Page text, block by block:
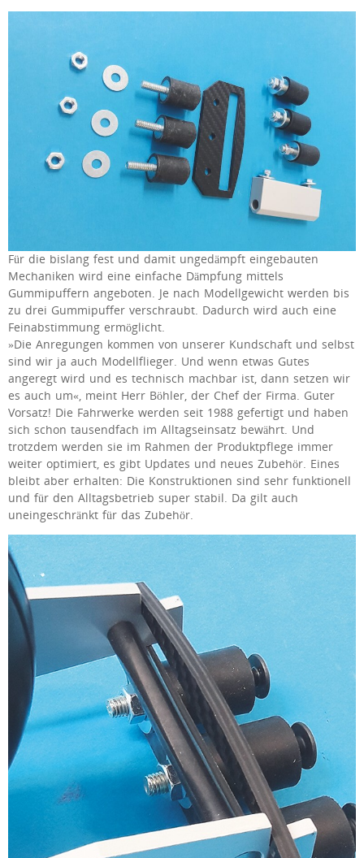
Für die bislang fest und damit ungedämpft eingebauten
Mechaniken wird eine einfache Dämpfung mittels
Gummipuffern angeboten. Je nach Modellgewicht werden bis
zu drei Gummipuffer verschraubt. Dadurch wird auch eine
Feinabstimmung ermöglicht.
»Die Anregungen kommen von unserer Kundschaft und selbst
sind wir ja auch Modellflieger. Und wenn etwas Gutes
angeregt wird und es technisch machbar ist, dann setzen wir
es auch um«, meint Herr Böhler, der Chef der Firma. Guter
Vorsatz! Die Fahrwerke werden seit 1988 gefertigt und haben
sich schon tausendfach im Alltagseinsatz bewährt. Und
trotzdem werden sie im Rahmen der Produktpflege immer
weiter optimiert, es gibt Updates und neues Zubehör. Eines
bleibt aber erhalten: Die Konstruktionen sind sehr funktionell
und für den Alltagsbetrieb super stabil. Da gilt auch
uneingeschränkt für das Zubehör.